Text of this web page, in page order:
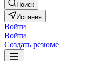
Поиск
Испания
Войти
Войти
Создать резюме